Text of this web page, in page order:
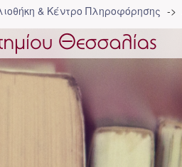
& Κέντρο Πληροφόρησης